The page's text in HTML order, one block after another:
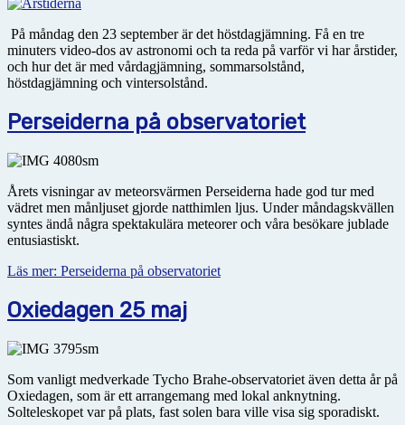
På måndag den 23 september är det höstdagjämning. Få en tre
minuters video-dos av astronomi och ta reda på varför vi har årstider,
och hur det är med vårdagjämning, sommarsolstånd,
höstdagjämning och vintersolstånd.
Perseiderna på observatoriet
Årets visningar av meteorsvärmen Perseiderna hade god tur med
vädret men månljuset gjorde natthimlen ljus. Under måndagskvällen
syntes ändå några spektakulära meteorer och våra besökare jublade
entusiastiskt.
Läs mer: Perseiderna på observatoriet
Oxiedagen 25 maj
Som vanligt medverkade Tycho Brahe-observatoriet även detta år på
Oxiedagen, som är ett arrangemang med lokal anknytning.
Solteleskopet var på plats, fast solen bara ville visa sig sporadiskt.